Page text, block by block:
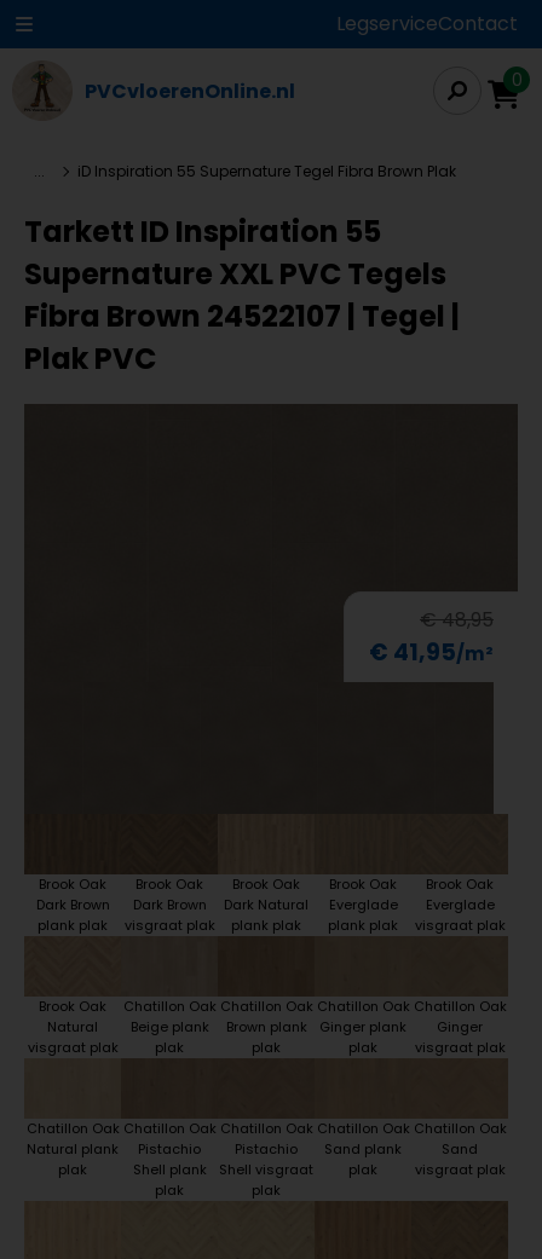
LegserviceContact
PVCvloerenOnline.nl 0
... iD Inspiration 55 Supernature Tegel Fibra Brown Plak
Tarkett ID Inspiration 55
Supernature XXL PVC Tegels
Fibra Brown 24522107 | Tegel |
Plak PVC
€ 48,95
€ 41,95
Brook Oak
Dark Brown
plank plak
Brook Oak
Dark Brown
visgraat plak
Brook Oak
Dark Natural
plank plak
Brook Oak
Everglade
plank plak
Brook Oak
Everglade
visgraat plak
Brook Oak
Natural
visgraat plak
Chatillon Oak
Beige plank
plak
Chatillon Oak
Brown plank
plak
Chatillon Oak
Ginger plank
plak
Chatillon Oak
Ginger
visgraat plak
Chatillon Oak
Natural plank
plak
Chatillon Oak
Pistachio
Shell plank
plak
Chatillon Oak
Pistachio
Shell visgraat
plak
Chatillon Oak
Sand plank
plak
Chatillon Oak
Sand
visgraat plak